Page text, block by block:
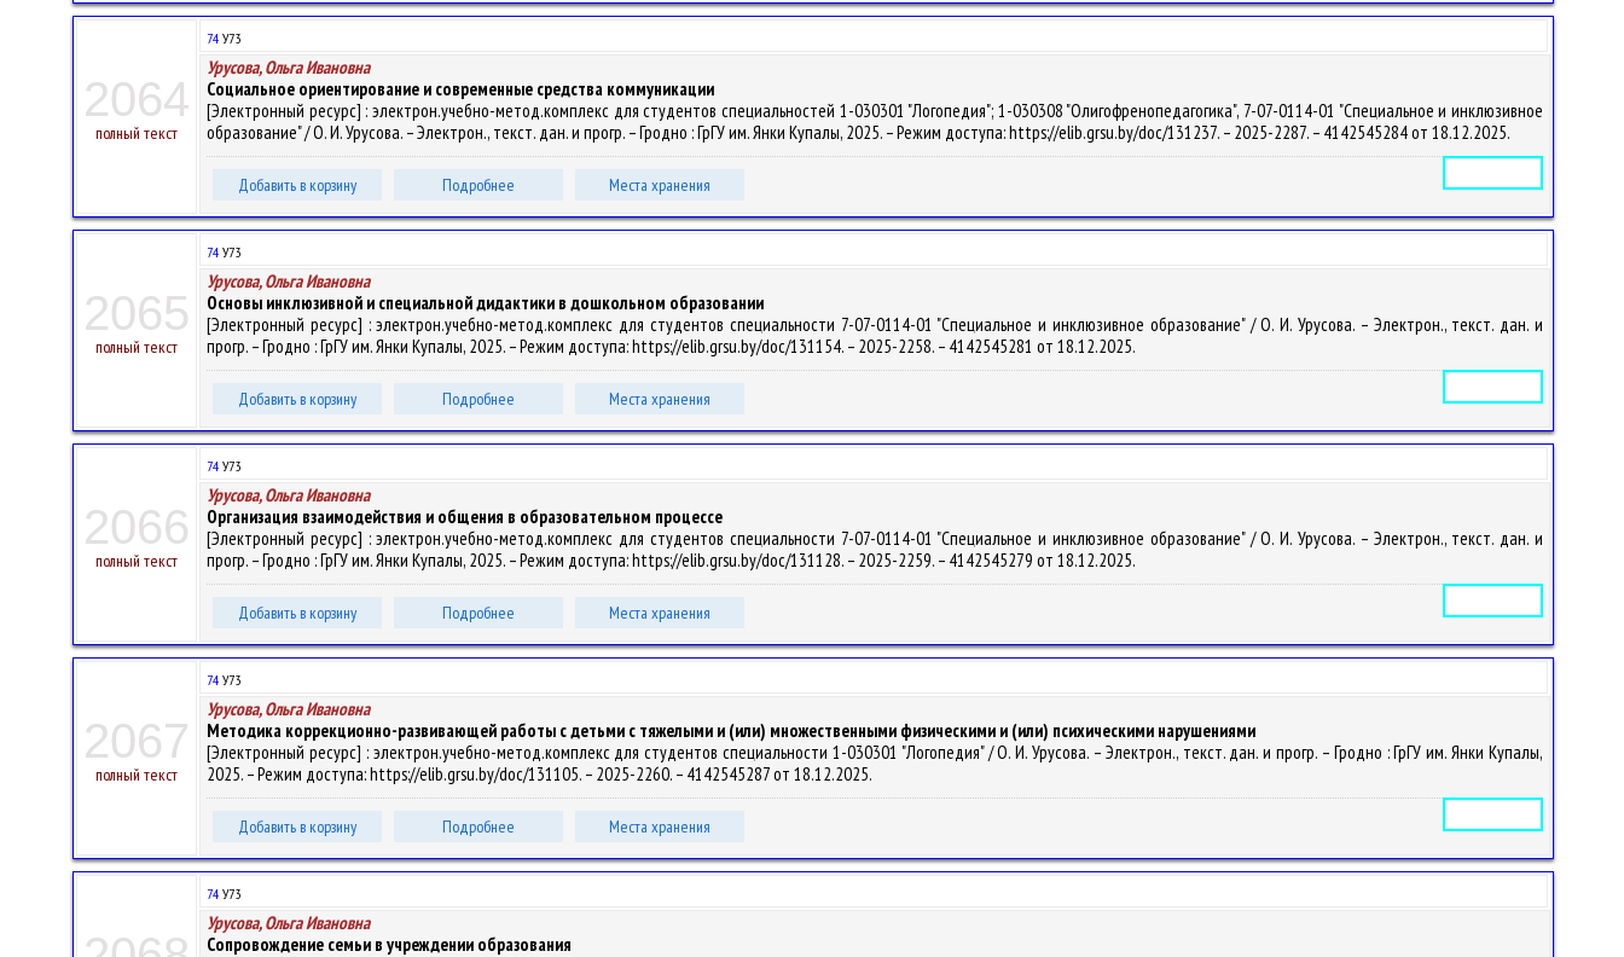
2064
полный текст
74 У73
Урусова, Ольга Ивановна
Социальное ориентирование и современные средства коммуникации
[Электронный ресурс] : электрон.учебно-метод.комплекс для студентов специальностей 1-030301 "Логопедия"; 1-030308 "Олигофренопедагогика", 7-07-0114-01 "Специальное и инклюзивное
образование" / О. И. Урусова. – Электрон., текст. дан. и прогр. – Гродно : ГрГУ им. Янки Купалы, 2025. – Режим доступа: https://elib.grsu.by/doc/131237. – 2025-2287. – 4142545284 от 18.12.2025.
Добавить в корзину Подробнее Места хранения
2065
полный текст
74 У73
Урусова, Ольга Ивановна
Основы инклюзивной и специальной дидактики в дошкольном образовании
[Электронный ресурс] : электрон.учебно-метод.комплекс для студентов специальности 7-07-0114-01 "Специальное и инклюзивное образование" / О. И. Урусова. – Электрон., текст. дан. и
прогр. – Гродно : ГрГУ им. Янки Купалы, 2025. – Режим доступа: https://elib.grsu.by/doc/131154. – 2025-2258. – 4142545281 от 18.12.2025.
Добавить в корзину Подробнее Места хранения
2066
полный текст
74 У73
Урусова, Ольга Ивановна
Организация взаимодействия и общения в образовательном процессе
[Электронный ресурс] : электрон.учебно-метод.комплекс для студентов специальности 7-07-0114-01 "Специальное и инклюзивное образование" / О. И. Урусова. – Электрон., текст. дан. и
прогр. – Гродно : ГрГУ им. Янки Купалы, 2025. – Режим доступа: https://elib.grsu.by/doc/131128. – 2025-2259. – 4142545279 от 18.12.2025.
Добавить в корзину Подробнее Места хранения
2067
полный текст
74 У73
Урусова, Ольга Ивановна
Методика коррекционно-развивающей работы с детьми с тяжелыми и (или) множественными физическими и (или) психическими нарушениями
[Электронный ресурс] : электрон.учебно-метод.комплекс для студентов специальности 1-030301 "Логопедия" / О. И. Урусова. – Электрон., текст. дан. и прогр. – Гродно : ГрГУ им. Янки Купалы,
2025. – Режим доступа: https://elib.grsu.by/doc/131105. – 2025-2260. – 4142545287 от 18.12.2025.
Добавить в корзину Подробнее Места хранения
74 У73
Урусова, Ольга Ивановна
Сопровождение семьи в учреждении образования